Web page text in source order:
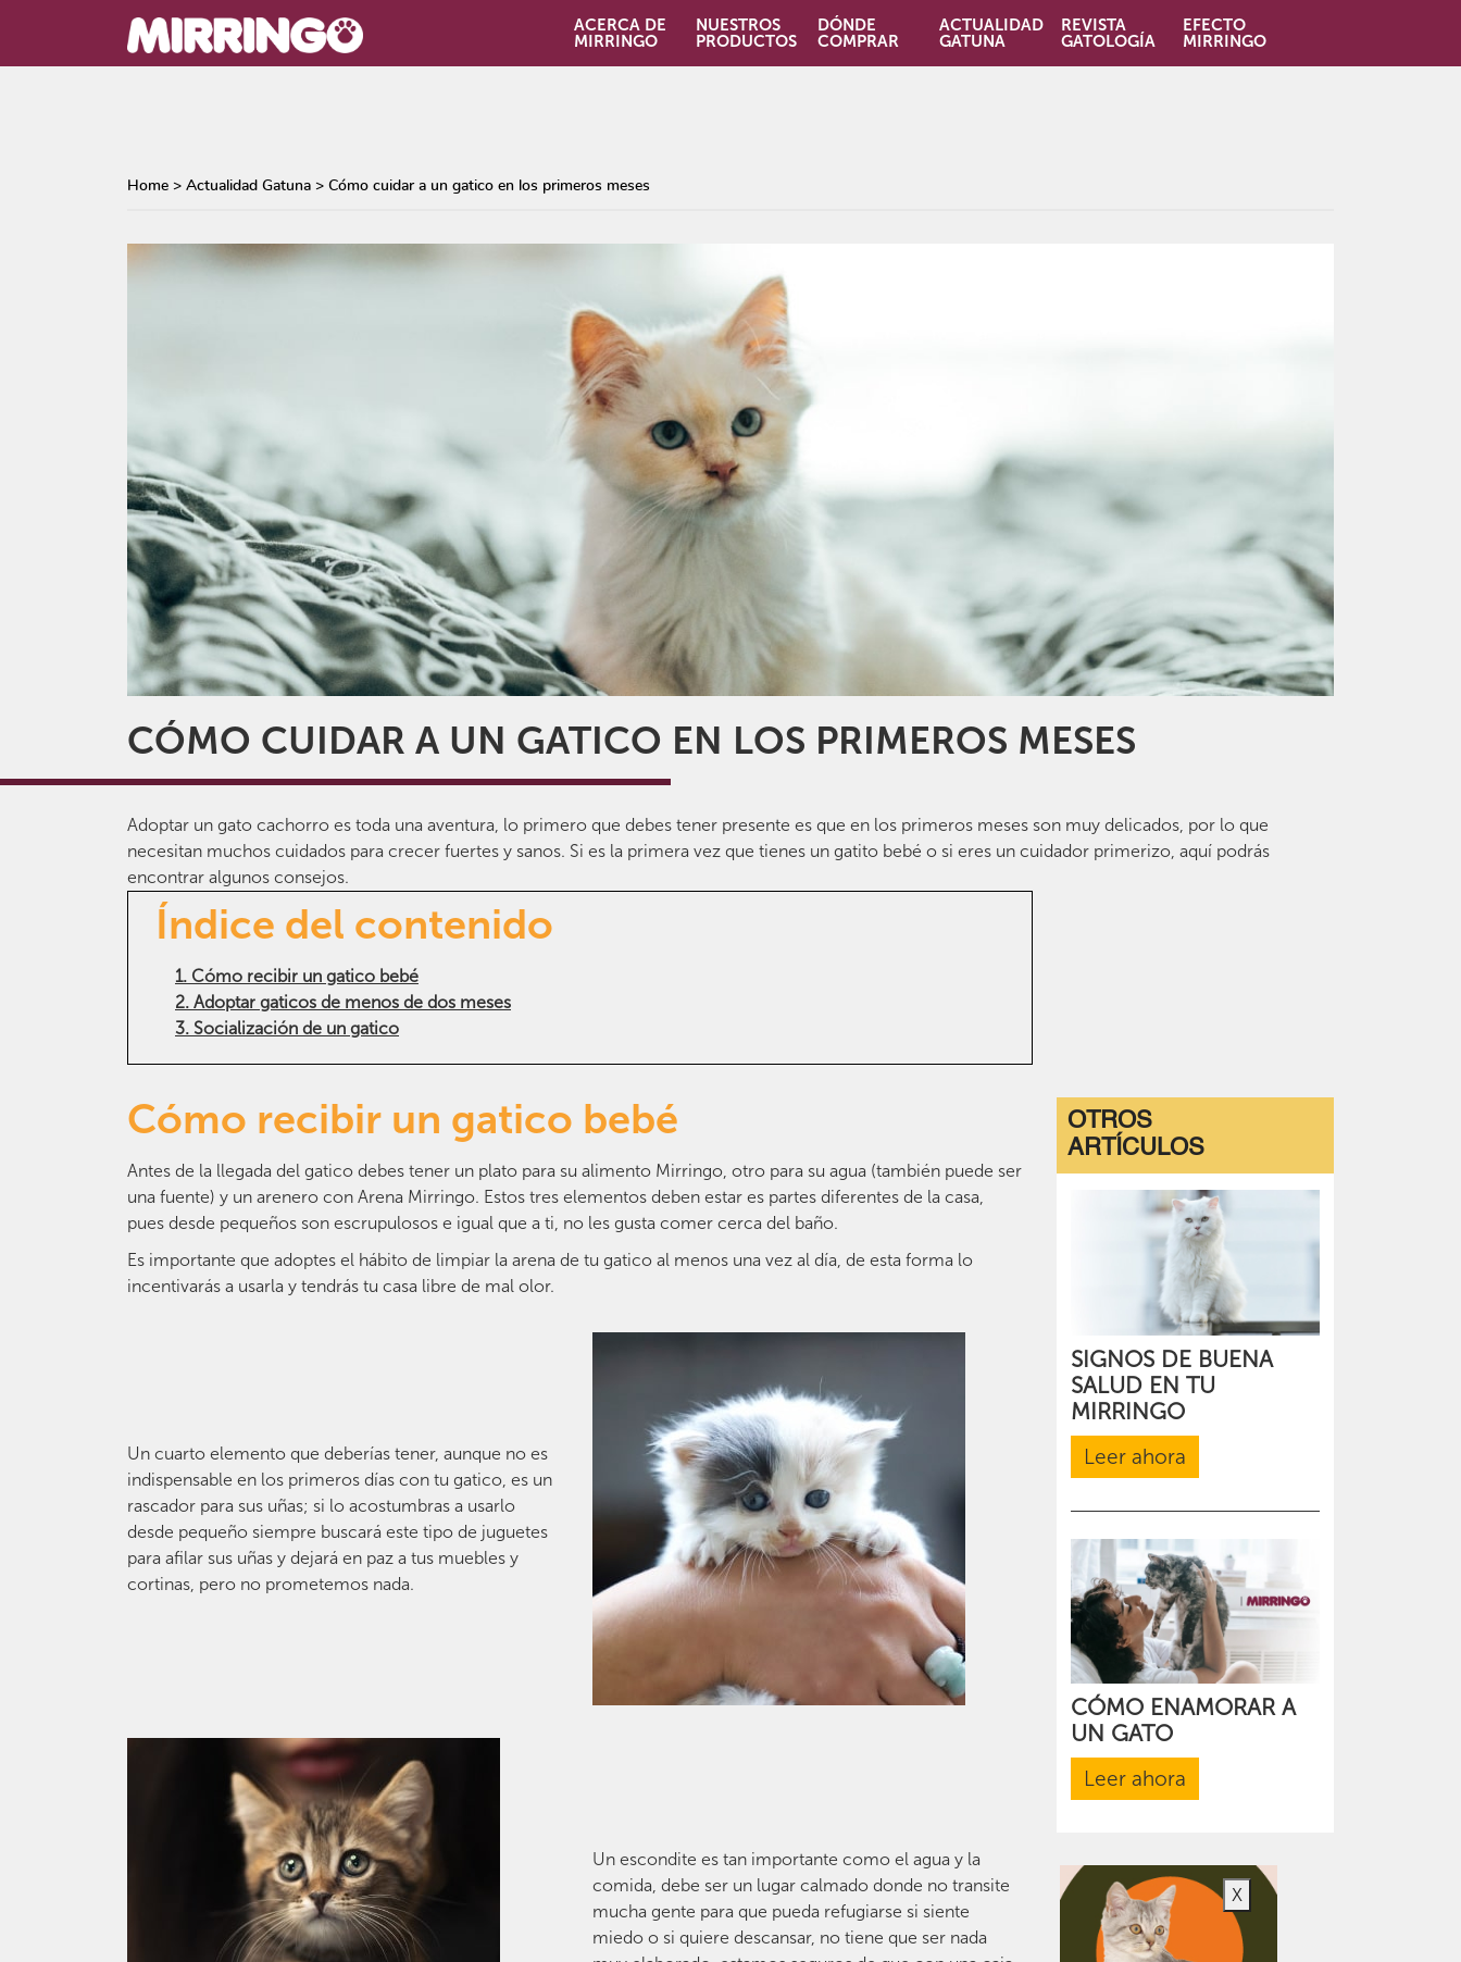
ACERCA DE
MIRRINGO
NUESTROS
PRODUCTOS
DÓNDE
COMPRAR
ACTUALIDAD
GATUNA
REVISTA
GATOLOGÍA
EFECTO
MIRRINGO
Home > Actualidad Gatuna > Cómo cuidar a un gatico en los primeros meses
CÓMO CUIDAR A UN GATICO EN LOS PRIMEROS MESES
Adoptar un gato cachorro es toda una aventura, lo primero que debes tener presente es que en los primeros meses son muy delicados, por lo que
necesitan muchos cuidados para crecer fuertes y sanos. Si es la primera vez que tienes un gatito bebé o si eres un cuidador primerizo, aquí podrás
encontrar algunos consejos.
Índice del contenido
1. Cómo recibir un gatico bebé
2. Adoptar gaticos de menos de dos meses
3. Socialización de un gatico
Cómo recibir un gatico bebé
Antes de la llegada del gatico debes tener un plato para su alimento Mirringo, otro para su agua (también puede ser
una fuente) y un arenero con Arena Mirringo. Estos tres elementos deben estar es partes diferentes de la casa,
pues desde pequeños son escrupulosos e igual que a ti, no les gusta comer cerca del baño.
Es importante que adoptes el hábito de limpiar la arena de tu gatico al menos una vez al día, de esta forma lo
incentivarás a usarla y tendrás tu casa libre de mal olor.
Un cuarto elemento que deberías tener, aunque no es
indispensable en los primeros días con tu gatico, es un
rascador para sus uñas; si lo acostumbras a usarlo
desde pequeño siempre buscará este tipo de juguetes
para afilar sus uñas y dejará en paz a tus muebles y
cortinas, pero no prometemos nada.
Un escondite es tan importante como el agua y la
comida, debe ser un lugar calmado donde no transite
mucha gente para que pueda refugiarse si siente
miedo o si quiere descansar, no tiene que ser nada
OTROS
ARTÍCULOS
SIGNOS DE BUENA
SALUD EN TU
MIRRINGO
Leer ahora
CÓMO ENAMORAR A
UN GATO
Leer ahora
X